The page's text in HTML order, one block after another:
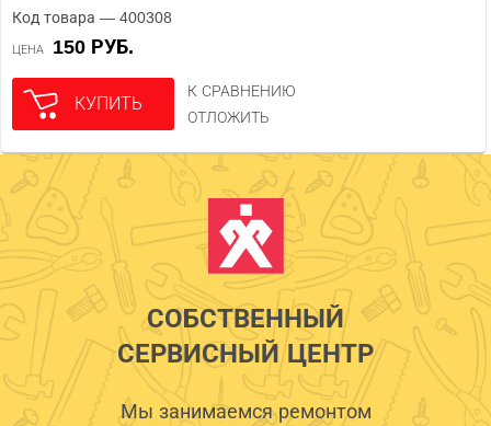
Код товара — 400308
ЦЕНА 150 РУБ.
КУПИТЬ
К СРАВНЕНИЮ
ОТЛОЖИТЬ
СОБСТВЕННЫЙ
СЕРВИСНЫЙ ЦЕНТР
Мы занимаемся ремонтом